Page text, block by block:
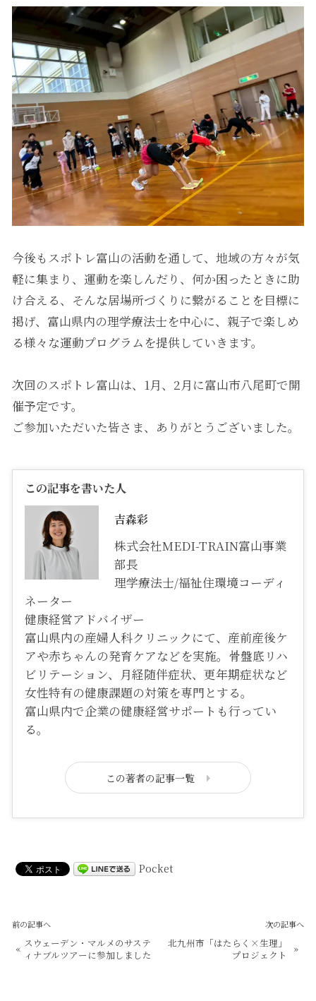
今後もスポトレ富山の活動を通して、地域の方々が気
軽に集まり、運動を楽しんだり、何か困ったときに助
け合える、そんな居場所づくりに繋がることを目標に
掲げ、富山県内の理学療法士を中心に、親子で楽しめ
る様々な運動プログラムを提供していきます。
次回のスポトレ富山は、1月、2月に富山市八尾町で開
催予定です。
ご参加いただいた皆さま、ありがとうございました。
この記事を書いた人
吉森彩
株式会社MEDI-TRAIN富山事業
部長
理学療法士/福祉住環境コーディ
ネーター
健康経営アドバイザー
富山県内の産婦人科クリニックにて、産前産後ケ
アや赤ちゃんの発育ケアなどを実施。骨盤底リハ
ビリテーション、月経随伴症状、更年期症状など
女性特有の健康課題の対策を専門とする。
富山県内で企業の健康経営サポートも行ってい
る。
この著者の記事一覧
Pocket
前の記事へ
« スウェーデン・マルメのサステ
ィナブルツアーに参加しました
次の記事へ
北九州市「はたらく×生理」
プロジェクト
»